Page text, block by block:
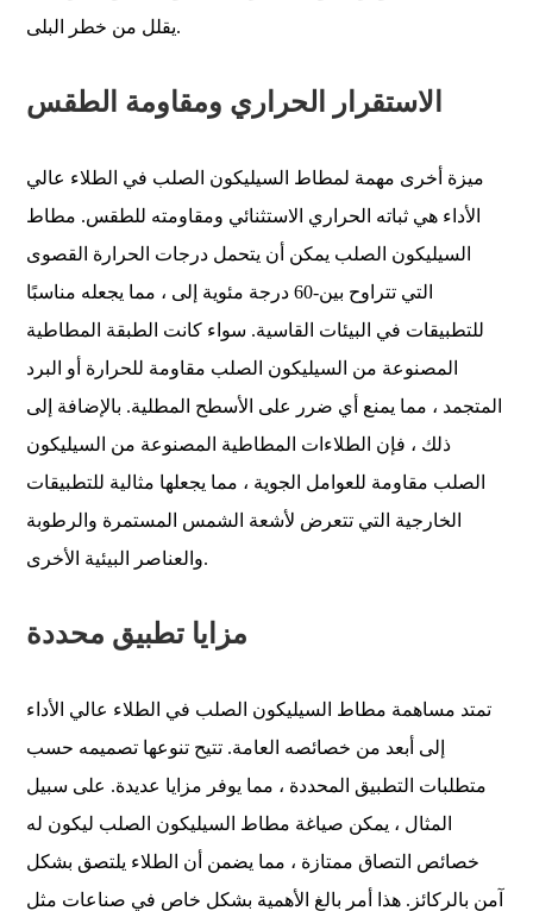
يقلل من خطر البلى.
الاستقرار الحراري ومقاومة الطقس
ميزة أخرى مهمة لمطاط السيليكون الصلب في الطلاء عالي
الأداء هي ثباته الحراري الاستثنائي ومقاومته للطقس. مطاط
السيليكون الصلب يمكن أن يتحمل درجات الحرارة القصوى
التي تتراوح بين-60 درجة مئوية إلى ، مما يجعله مناسبًا
للتطبيقات في البيئات القاسية. سواء كانت الطبقة المطاطية
المصنوعة من السيليكون الصلب مقاومة للحرارة أو البرد
المتجمد ، مما يمنع أي ضرر على الأسطح المطلية. بالإضافة إلى
ذلك ، فإن الطلاءات المطاطية المصنوعة من السيليكون
الصلب مقاومة للعوامل الجوية ، مما يجعلها مثالية للتطبيقات
الخارجية التي تتعرض لأشعة الشمس المستمرة والرطوبة
والعناصر البيئية الأخرى.
مزايا تطبيق محددة
تمتد مساهمة مطاط السيليكون الصلب في الطلاء عالي الأداء
إلى أبعد من خصائصه العامة. تتيح تنوعها تصميمه حسب
متطلبات التطبيق المحددة ، مما يوفر مزايا عديدة. على سبيل
المثال ، يمكن صياغة مطاط السيليكون الصلب ليكون له
خصائص التصاق ممتازة ، مما يضمن أن الطلاء يلتصق بشكل
آمن بالركائز. هذا أمر بالغ الأهمية بشكل خاص في صناعات مثل